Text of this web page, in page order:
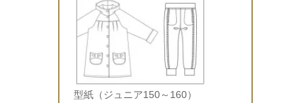
型紙（ジュニア150～160）